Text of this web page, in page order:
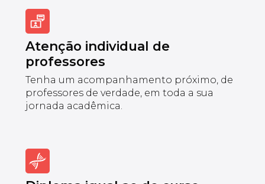
Atenção individual de
professores
Tenha um acompanhamento próximo, de
professores de verdade, em toda a sua
jornada acadêmica.